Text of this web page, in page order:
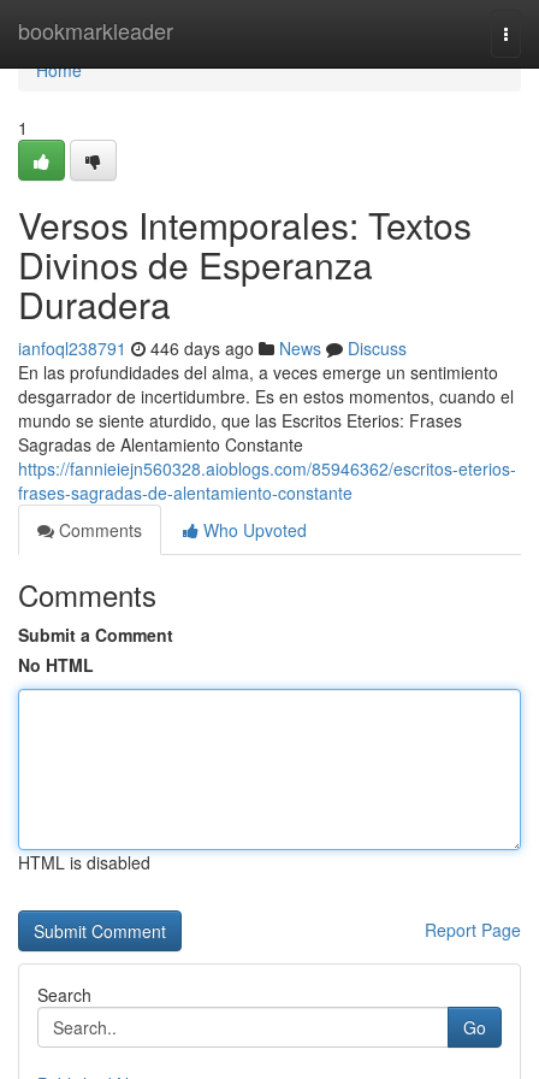
bookmarkleader
Home
Home
1
Versos Intemporales: Textos
Divinos de Esperanza
Duradera
ianfoql238791 446 days ago News
Discuss
En las profundidades del alma, a veces emerge un sentimiento
desgarrador de incertidumbre. Es en estos momentos, cuando el
mundo se siente aturdido, que las Escritos Eterios: Frases
Sagradas de Alentamiento Constante
https://fannieiejn560328.aioblogs.com/85946362/escritos-eterios-
frases-sagradas-de-alentamiento-constante
Comments
Who Upvoted
Comments
Submit a Comment
No HTML
HTML is disabled
Report Page
Search
Go